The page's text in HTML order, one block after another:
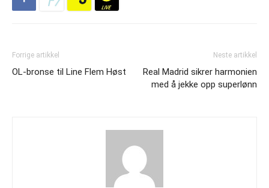
Forrige artikkel
OL-bronse til Line Flem Høst
Neste artikkel
Real Madrid sikrer harmonien
med å jekke opp superlønn